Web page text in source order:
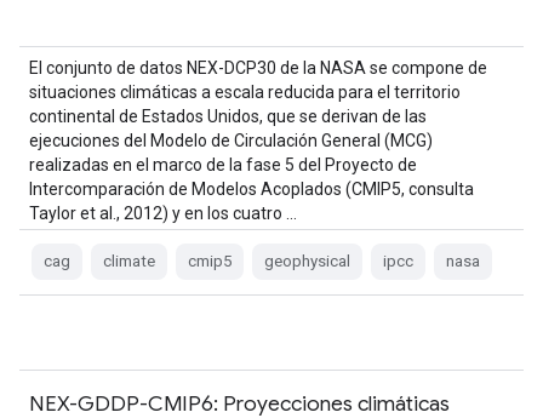
El conjunto de datos NEX-DCP30 de la NASA se compone de
situaciones climáticas a escala reducida para el territorio
continental de Estados Unidos, que se derivan de las
ejecuciones del Modelo de Circulación General (MCG)
realizadas en el marco de la fase 5 del Proyecto de
Intercomparación de Modelos Acoplados (CMIP5, consulta
Taylor et al., 2012) y en los cuatro …
cag climate cmip5 geophysical ipcc nasa
NEX-GDDP-CMIP6: Proyecciones climáticas